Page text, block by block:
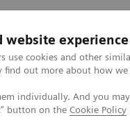
website experience
use cookies and other
find out more about how
individually. And you
button on the Cookie Policy
cliniques